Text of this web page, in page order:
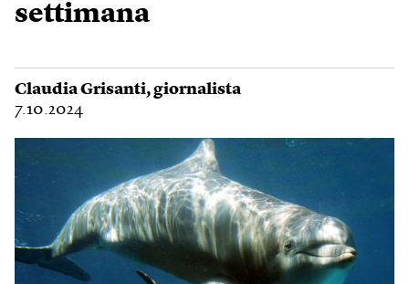
settimana
Claudia Grisanti, giornalista
7.10.2024